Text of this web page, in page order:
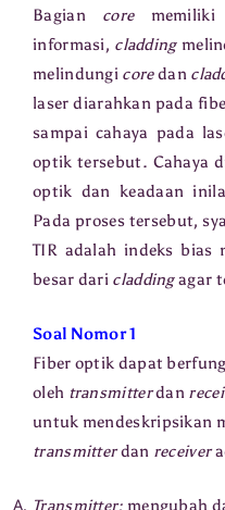
Bagian corememiliki
informasi, cladding
melindungi coredan
laser diarahkan pada
sampai cahaya pada
optik tersebut. Cahaya
optik dan keadaan
Pada proses tersebut,
TIR adalah indeks bias
besar dari claddingagar
Soal Nomor 1
Fiber optik dapat
oleh transmitterdan
untuk mendeskripsikan
transmitterdan receiver
Transmitter: mengubah